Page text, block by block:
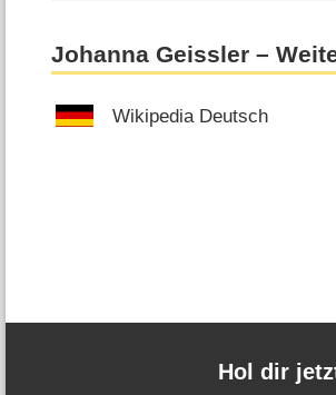
Johanna Geissler –
Wikipedia Deutsch
Hol dir